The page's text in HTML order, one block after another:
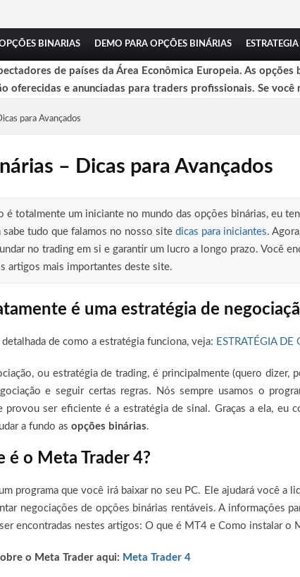
BINARIAS DEMO PARA OPÇÕES BINÁRIAS
de países da Área Econômica Europeia. As
oferecidas e anunciadas para traders profissionais. Se
para Avançados
– Dicas para Avançados
é totalmente um iniciante no mundo das opções binárias, eu
sabe tudo que falamos no nosso site dicas para iniciantes.
no trading em si e garantir um lucro a longo prazo. Você
artigos mais importantes deste site.
é uma estratégia de
detalhada de como a estratégia funciona, veja: ESTRATÉGIA DE
ou estratégia de trading, é principalmente (quero dizer,
e seguir certas regras. Nós sempre usamos o
provou ser eficiente é a estratégia de sinal. Graças a ela, eu
a fundo as opções binárias.
é o Meta Trader 4?
programa que você irá baixar no seu PC. Ele ajudará você a
negociações de opções binárias rentáveis. A informações
encontradas nestes artigos: O que é MT4 e Como instalar o
o Meta Trader aqui: Meta Trader 4